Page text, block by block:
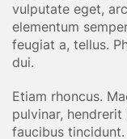
vulputate eget,
elementum
feugiat a, tellus.
dui.
Etiam rhoncus.
pulvinar,
faucibus